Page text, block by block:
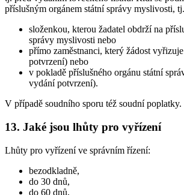
příslušným orgánem státní správy myslivosti,
složenkou, kterou žadatel obdrží na
správy myslivosti nebo
přímo zaměstnanci, který žádost
potvrzení) nebo
v pokladě příslušného orgánu státní
vydání potvrzení).
V případě soudního sporu též soudní poplatky.
13. Jaké jsou lhůty pro vyřízení
Lhůty pro vyřízení ve správním řízení:
bezodkladně,
do 30 dnů,
do 60 dnů,